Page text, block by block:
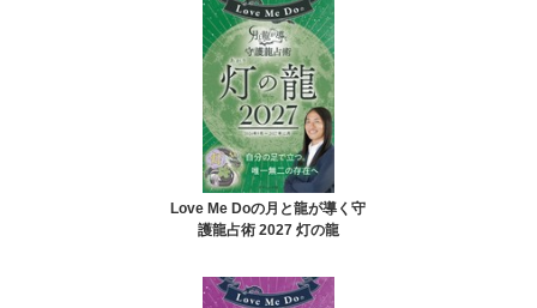
Love Me Doの月と龍が導く守
護龍占術 2027 灯の龍